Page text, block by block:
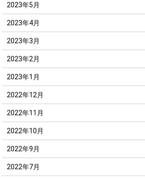
2023年5月
2023年4月
2023年3月
2023年2月
2023年1月
2022年12月
2022年11月
2022年10月
2022年9月
2022年7月